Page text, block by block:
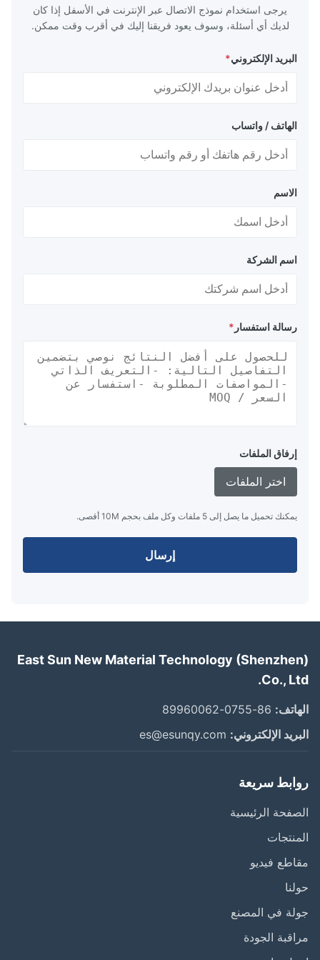
يرجى استخدام نموذج الاتصال عبر الإنترنت في الأسفل إذا كان
لديك أي أسئلة، وسوف يعود فريقنا إليك في أقرب وقت ممكن.
البريد الإلكتروني*
الهاتف / واتساب
اسم الشركة
رسالة استفسار*
إرفاق الملفات
اختر الملفات
يمكنك تحميل ما يصل إلى 5 ملفات وكل ملف بحجم 10M أقصى.
إرسال
East Sun New Material Technology
Co.,
86-0755-89960062
الإلكتروني: es@esunqy.com
سريعة
الرئيسية
فيديو
في المصنع
الجودة